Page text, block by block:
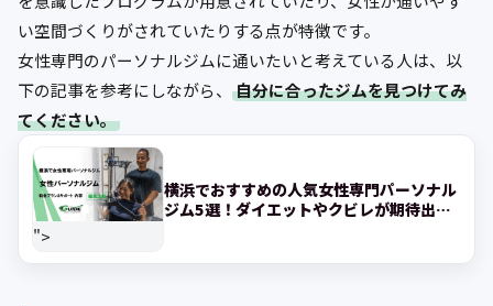
い空間づくりがされていたりする点が特徴です。
女性専門のパーソナルジムに通いたいと考えている人は、以
下の記事を参考にしながら、
自分に合ったジムを見つけてみ
てください。
">
横浜でおすすめの人気女性専門パーソナル
ジム5選！ダイエットやクビレが期待出来